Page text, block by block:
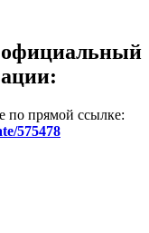
по прямой ссылке:
575478